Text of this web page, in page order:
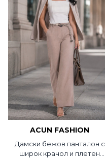
ACUN FASHION
Дамски бежов панталон с
широк крачол и плетен